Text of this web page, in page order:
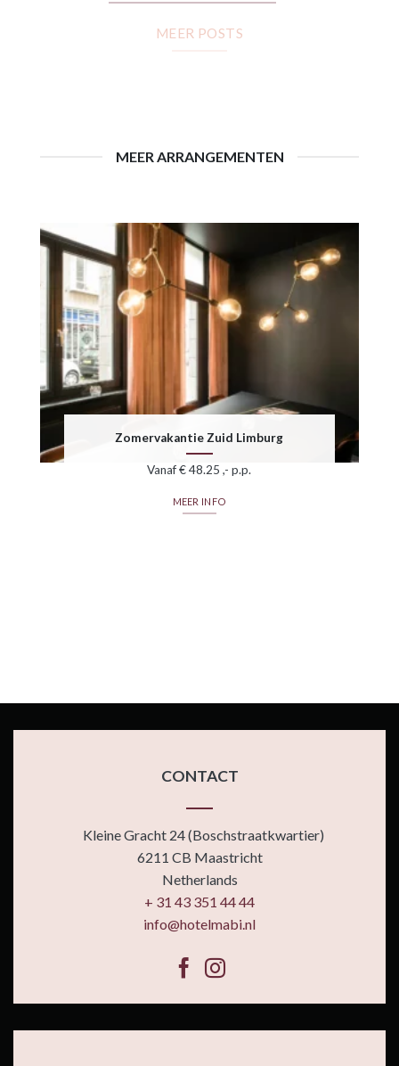
MEER POSTS
MEER ARRANGEMENTEN
Zomervakantie Zuid Limburg
Vanaf € 48.25 ,- p.p.
MEER INFO
CONTACT
Kleine Gracht 24 (Boschstraatkwartier)
6211 CB Maastricht
Netherlands
+ 31 43 351 44 44
info@hotelmabi.nl